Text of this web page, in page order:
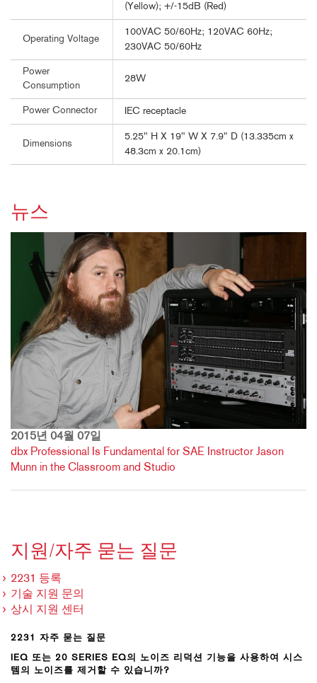
(Yellow); +/-15dB (Red)
Operating Voltage
100VAC 50/60Hz; 120VAC 60Hz;
230VAC 50/60Hz
Power
Consumption
28W
Power Connector IEC receptacle
Dimensions
5.25" H X 19" W X 7.9" D (13.335cm x
48.3cm x 20.1cm)
뉴스
2015년 04월 07일
dbx Professional Is Fundamental for SAE Instructor Jason
Munn in the Classroom and Studio
지원/자주 묻는 질문
2231 등록
기술 지원 문의
상시 지원 센터
2231 자주 묻는 질문
IEQ 또는 20 SERIES EQ의 노이즈 리덕션 기능을 사용하여 시스
템의 노이즈를 제거할 수 있습니까?